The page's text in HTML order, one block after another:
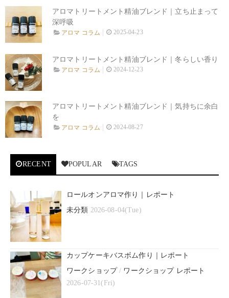
アロマトリートメント精油ブレンド｜立ち止まって
深呼吸
アロマ コラム 2025-04-23
アロマトリートメント精油ブレンド｜冬らしい香り
アロマ コラム 2024-12-23
アロマトリートメント精油ブレンド｜気持ちに余白
を
アロマ コラム 2024-08-27
RECENT POPULAR TAGS
ロールオンアロマ作り｜レポート
未分類 2026-08-04(Tue)
カップケーキバスボム作り｜レポート
ワークショップ/ ワークショップ レポート
2026-07-31(Fri)